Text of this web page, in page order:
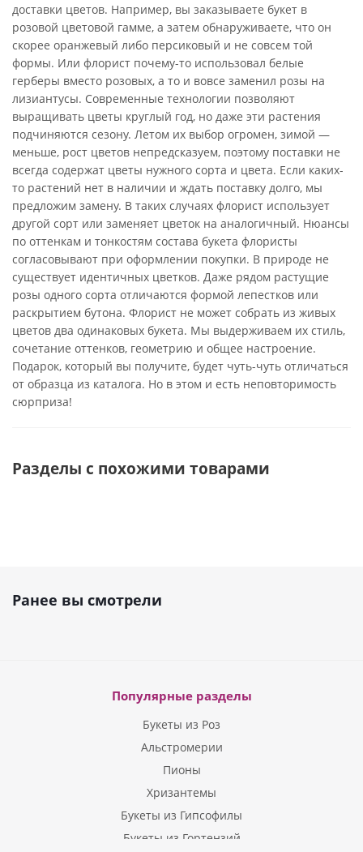
доставки цветов. Например, вы заказываете букет в
розовой цветовой гамме, а затем обнаруживаете, что он
скорее оранжевый либо персиковый и не совсем той
формы. Или флорист почему-то использовал белые
герберы вместо розовых, а то и вовсе заменил розы на
лизиантусы. Современные технологии позволяют
выращивать цветы круглый год, но даже эти растения
подчиняются сезону. Летом их выбор огромен, зимой —
меньше, рост цветов непредсказуем, поэтому поставки не
всегда содержат цветы нужного сорта и цвета. Если каких-
то растений нет в наличии и ждать поставку долго, мы
предложим замену. В таких случаях флорист использует
другой сорт или заменяет цветок на аналогичный. Нюансы
по оттенкам и тонкостям состава букета флористы
согласовывают при оформлении покупки. В природе не
существует идентичных цветков. Даже рядом растущие
розы одного сорта отличаются формой лепестков или
раскрытием бутона. Флорист не может собрать из живых
цветов два одинаковых букета. Мы выдерживаем их стиль,
сочетание оттенков, геометрию и общее настроение.
Подарок, который вы получите, будет чуть-чуть отличаться
от образца из каталога. Но в этом и есть неповторимость
сюрприза!
Разделы с похожими товарами
Ранее вы смотрели
Популярные разделы
Букеты из Роз
Альстромерии
Пионы
Хризантемы
Букеты из Гипсофилы
Букеты из Гортензий